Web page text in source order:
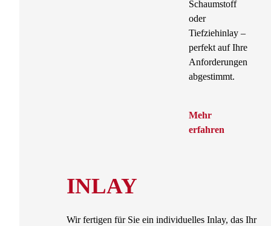
Schaumstoff
oder
Tiefziehinlay –
perfekt auf Ihre
Anforderungen
abgestimmt.
Mehr
erfahren
INLAY
Wir fertigen für Sie ein individuelles Inlay, das Ihr